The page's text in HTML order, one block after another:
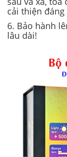
cải thiện đáng
6. Bảo hành
lâu dài!